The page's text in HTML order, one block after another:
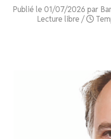
Publié le 01/07/2026 par
Lecture libre /